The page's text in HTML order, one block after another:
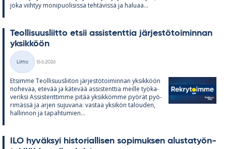
joka viih­tyy mo­ni­puo­li­sissa teh­tä­vissä ja ha­luaa...
Teol­li­suus­liitto et­sii as­sis­tent­tia jär­jes­tö­toi­min­nan
yk­sik­köön
Kategoriat
Liitto
16.6.2026
Et­simme Teol­li­suus­lii­ton jär­jes­tö­toi­min­nan yk­sik­köön
no­he­vaa, ete­vää ja kä­te­vää as­sis­tent­tia meille työ­ka­
ve­riksi As­sis­tent­timme pi­tää yk­sik­kömme pyö­rät pyö­
ri­mässä ja ar­jen su­ju­vana: vas­taa yk­si­kön ta­lou­den,
hal­lin­non ja ta­pah­tu­mien...
ILO hy­väk­syi his­to­rial­li­sen so­pi­muk­sen alus­ta­työn­